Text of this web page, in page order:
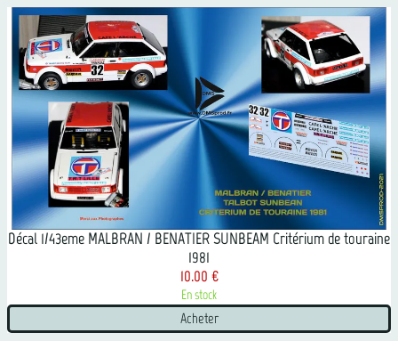
Décal 1/43eme MALBRAN / BENATIER SUNBEAM Critérium de touraine
1981
10.00 €
En stock
Acheter